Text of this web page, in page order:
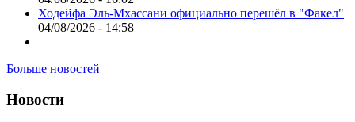
Ходейфа Эль-Мхассани официально перешёл в "Факел"
04/08/2026 - 14:58
Больше новостей
Новости